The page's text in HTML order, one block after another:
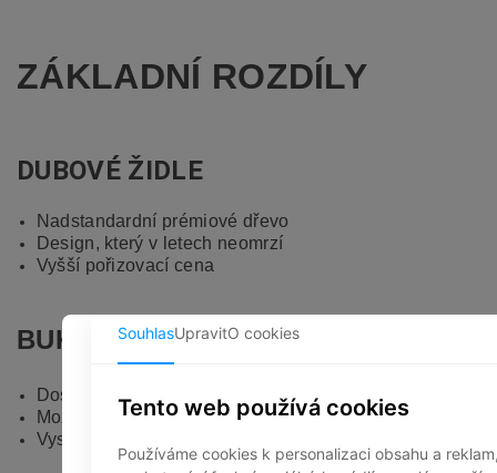
ZÁKLADNÍ ROZDÍLY
DUBOVÉ ŽIDLE
Nadstandardní prémiové dřevo
Design, který v letech neomrzí
Vyšší pořizovací cena
BUKOVÉŽIDLE
Dostupnější materiál
Možnost moření dřeva
Vysoká ohybová pevnost